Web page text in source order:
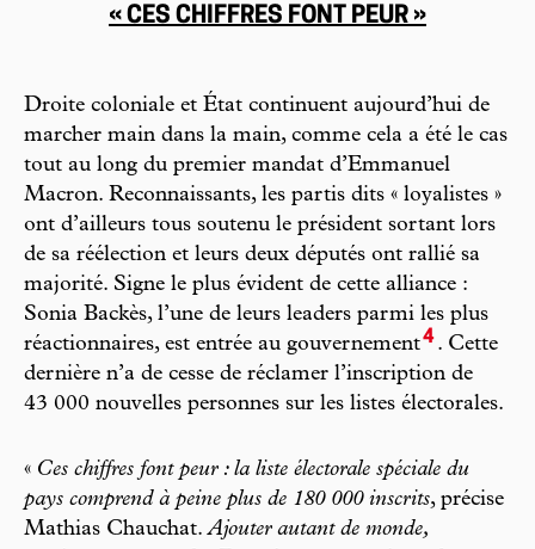
« CES CHIFFRES FONT PEUR »
Droite coloniale et État continuent aujourd’hui de
marcher main dans la main, comme cela a été le cas
tout au long du premier mandat d’Emmanuel
Macron. Reconnaissants, les partis dits « loyalistes »
ont d’ailleurs tous soutenu le président sortant lors
de sa réélection et leurs deux députés ont rallié sa
majorité. Signe le plus évident de cette alliance :
Sonia Backès, l’une de leurs leaders parmi les plus
réactionnaires, est entrée au gouvernement4. Cette
dernière n’a de cesse de réclamer l’inscription de
43 000 nouvelles personnes sur les listes électorales.
« Ces chiffres font peur : la liste électorale spéciale du
pays comprend à peine plus de 180 000 inscrits, précise
Mathias Chauchat.Ajouter autant de monde,